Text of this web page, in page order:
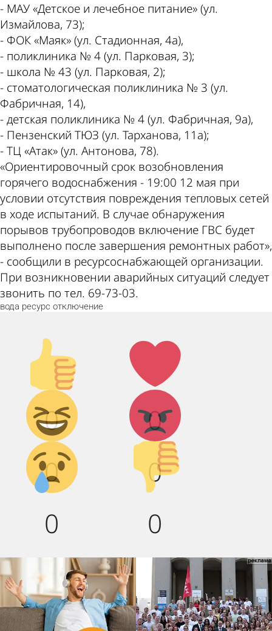
- МАУ «Детское и лечебное питание» (ул.
Измайлова, 73);
- ФОК «Маяк» (ул. Стадионная, 4а),
- поликлиника № 4 (ул. Парковая, 3);
- школа № 43 (ул. Парковая, 2);
- стоматологическая поликлиника № 3 (ул.
Фабричная, 14),
- детская поликлиника № 4 (ул. Фабричная, 9а),
- Пензенский ТЮЗ (ул. Тарханова, 11а);
- ТЦ «Атак» (ул. Антонова, 78).
«Ориентировочный срок возобновления
горячего водоснабжения - 19:00 12 мая при
условии отсутствия повреждения тепловых сетей
в ходе испытаний. В случае обнаружения
порывов трубопроводов включение ГВС будет
выполнено после завершения ремонтных работ»,
- сообщили в ресурсоснабжающей организации.
При возникновении аварийных ситуаций следует
звонить по тел. 69-73-03.
вода ресурс отключение
Палец
вверх!
0
Лайк!
0
Дикий
смех!
0
Агрессия!
0
Грусть :(
0
Палец
вниз!
0